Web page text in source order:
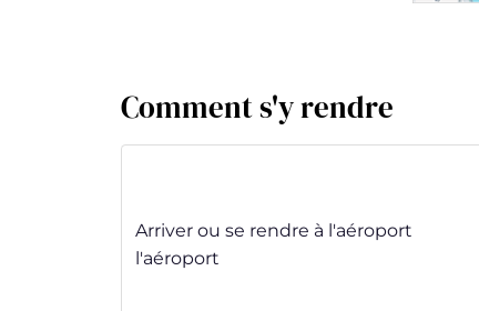
Comment s'y rendre
Arriver ou se rendre à l'aéroport
l'aéroport